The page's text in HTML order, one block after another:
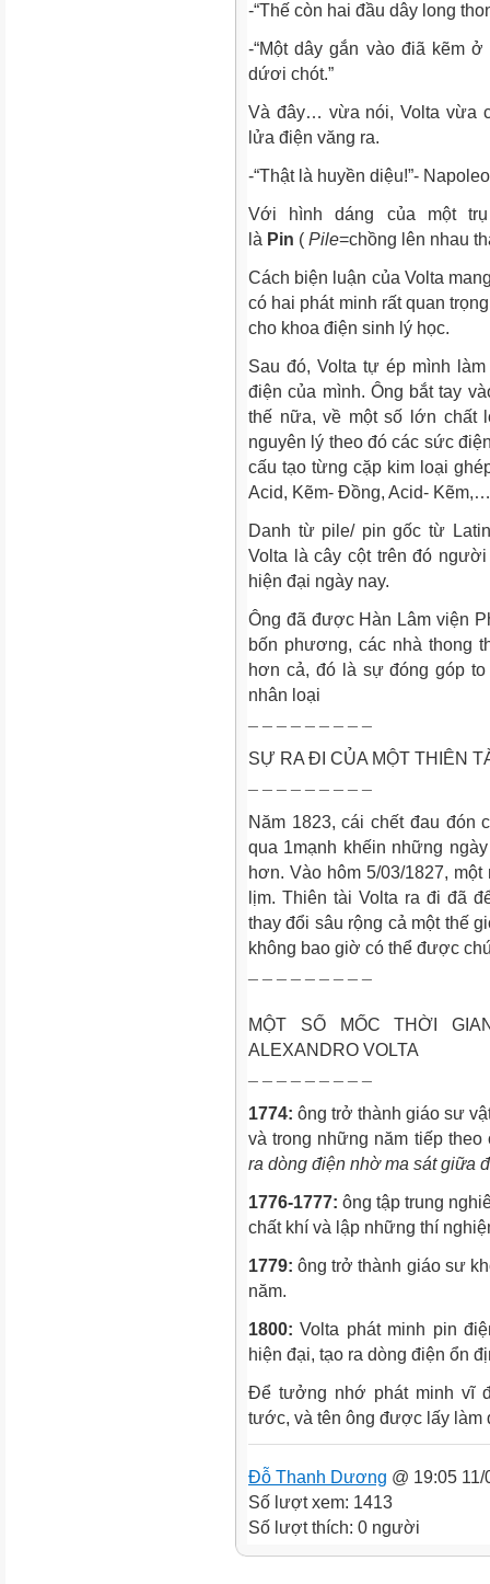
-“Thế còn hai đầu dây long
-“Một dây gắn vào điã kẽm
dứơi chót.”
Và đây… vừa nói, Volta vừa
lửa điện văng ra.
-“Thật là huyền diệu!”-
Với hình dáng của một
là Pin ( Pile=chồng lên nhau
Cách biện luận của Volta
có hai phát minh rất quan
cho khoa điện sinh lý học.
Sau đó, Volta tự ép mình
điện của mình. Ông bắt tay
thế nữa, về một số lớn chất
nguyên lý theo đó các sức
cấu tạo từng cặp kim loại
Acid, Kẽm- Đồng, Acid- Kẽm,…
Danh từ pile/ pin gốc từ
Volta là cây cột trên đó
hiện đại ngày nay.
Ông đã được Hàn Lâm viện
bốn phương, các nhà thong
hơn cả, đó là sự đóng góp
nhân loại
¯ ¯ ¯ ¯ ¯ ¯ ¯ ¯ ¯
SỰ RA ĐI CỦA MỘT THIÊN
¯ ¯ ¯ ¯ ¯ ¯ ¯ ¯ ¯
Năm 1823, cái chết đau đón
qua 1mạnh khếin những
hơn. Vào hôm 5/03/1827,
lịm. Thiên tài Volta ra đi đã
thay đổi sâu rộng cả một thế
không bao giờ có thể được
¯ ¯ ¯ ¯ ¯ ¯ ¯ ¯ ¯
MỘT SỐ MỐC THỜI
ALEXANDRO VOLTA
¯ ¯ ¯ ¯ ¯ ¯ ¯ ¯ ¯
1774: ông trở thành giáo sư
và trong những năm tiếp
ra dòng điện nhờ ma sát giữa
1776-1777:ông tập trung
chất khí và lập những thí
1779:ông trở thành giáo sư
năm.
1800:Volta phát minh pin
hiện đại, tạo ra dòng điện ổn
Để tưởng nhớ phát minh vĩ
tước, và tên ông được lấy làm
Đỗ Thanh Dương @ 19:05 11/
Số lượt xem: 1413
Số lượt thích: 0 người